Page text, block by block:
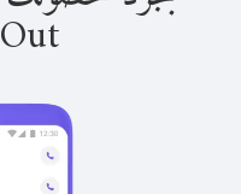
Out، يمكنك: